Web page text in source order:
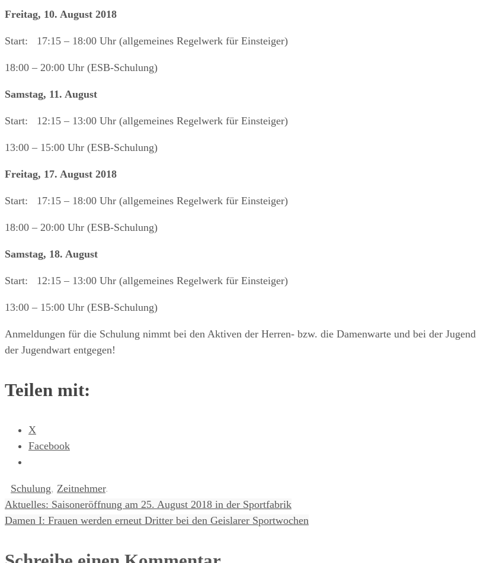
Freitag, 10. August 2018
Start: 17:15 – 18:00 Uhr (allgemeines Regelwerk für Einsteiger)
18:00 – 20:00 Uhr (ESB-Schulung)
Samstag, 11. August
Start: 12:15 – 13:00 Uhr (allgemeines Regelwerk für Einsteiger)
13:00 – 15:00 Uhr (ESB-Schulung)
Freitag, 17. August 2018
Start: 17:15 – 18:00 Uhr (allgemeines Regelwerk für Einsteiger)
18:00 – 20:00 Uhr (ESB-Schulung)
Samstag, 18. August
Start: 12:15 – 13:00 Uhr (allgemeines Regelwerk für Einsteiger)
13:00 – 15:00 Uhr (ESB-Schulung)
Anmeldungen für die Schulung nimmt bei den Aktiven der Herren- bzw. die Damenwarte und bei der Jugend
der Jugendwart entgegen!
Teilen mit:
X
Facebook
Schulung, Zeitnehmer.
Aktuelles: Saisoneröffnung am 25. August 2018 in der Sportfabrik
Damen I: Frauen werden erneut Dritter bei den Geislarer Sportwochen